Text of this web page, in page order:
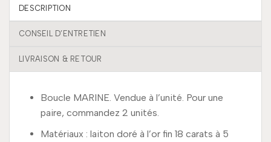
DESCRIPTION
CONSEIL D’ENTRETIEN
LIVRAISON & RETOUR
Boucle MARINE. Vendue à l’unité. Pour une
paire, commandez 2 unités.
Matériaux : laiton doré à l’or fin 18 carats à 5